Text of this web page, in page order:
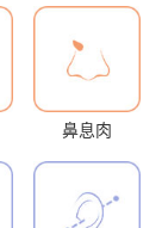
鼻息肉